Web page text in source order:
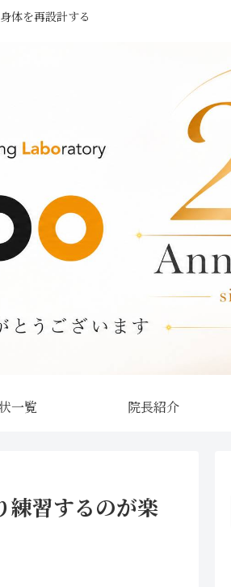
体を再設計する
一覧 院長紹介
練習するのが楽